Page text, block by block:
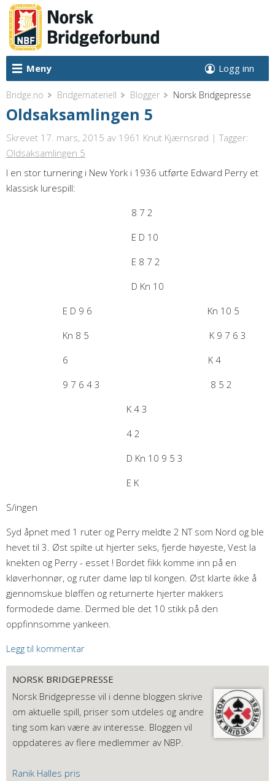
Meny Logg inn
Bridge.no Bridgemateriell Blogger Norsk Bridgepresse
Oldsaksamlingen 5
Skrevet 17. mars, 2015 av 1961 Knut Kjærnsrød | Tagger:
Oldsaksamlingen 5
I en stor turnering i New York i 1936 utførte Edward Perry et
klassisk lurespill:
8 7 2
E D 10
E 8 7 2
D Kn 10
E D 9 6 Kn 10 5
Kn 8 5 K 9 7 6 3
6 K 4
9 7 6 4 3 8 5 2
K 4 3
4 2
D Kn 10 9 5 3
E K
S/ingen
Syd åpnet med 1 ruter og Perry meldte 2 NT som Nord og ble
hevet til 3. Øst spilte ut hjerter seks, fjerde høyeste, Vest la
knekten og Perry - esset ! Bordet fikk komme inn på en
kløverhonnør, og ruter dame løp til kongen. Øst klarte ikke å
gjennomskue bløffen og returnerte hjerter makkers
formodede dame. Dermed ble det 10 stikk på den
oppfinnsomme yankeen.
Legg til kommentar
NORSK BRIDGEPRESSE
Norsk Bridgepresse vil i denne bloggen skrive
om aktuelle spill, priser som utdeles og andre
ting som kan være av interesse. Bloggen vil
oppdateres av flere medlemmer av NBP.
Ranik Halles pris